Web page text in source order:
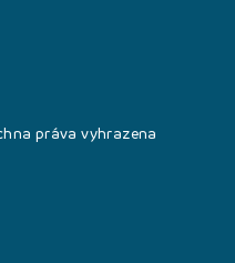
práva vyhrazena